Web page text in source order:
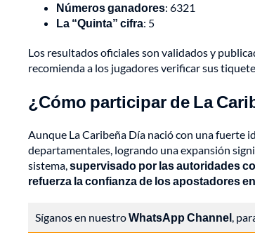
Números ganadores: 6321
La “Quinta” cifra: 5
Los resultados oficiales son validados y
recomienda a los jugadores verificar sus
¿Cómo participar de La
Aunque La Caribeña Día nació con una fuerte
departamentales, logrando una expansión
sistema,supervisado por las autoridades
refuerza la confianza de los apostadores
Síganos en nuestroWhatsApp Channel,